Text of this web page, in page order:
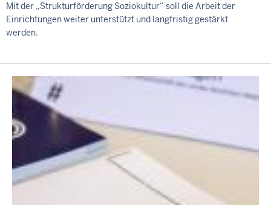
Mit der „Strukturförderung Soziokultur“ soll die Arbeit der
Einrichtungen weiter unterstützt und langfristig gestärkt
werden.